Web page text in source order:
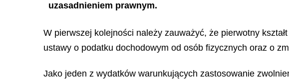
uzasadnieniem prawnym.
W pierwszej kolejności należy zauważyć, że pierwotny
ustawy o podatku dochodowym od osób fizycznych oraz o
Jako jeden z wydatków warunkujących zastosowanie